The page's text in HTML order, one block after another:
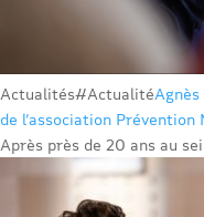
Actualités#Actualité
de l’association Prévention
Après près de 20 ans au